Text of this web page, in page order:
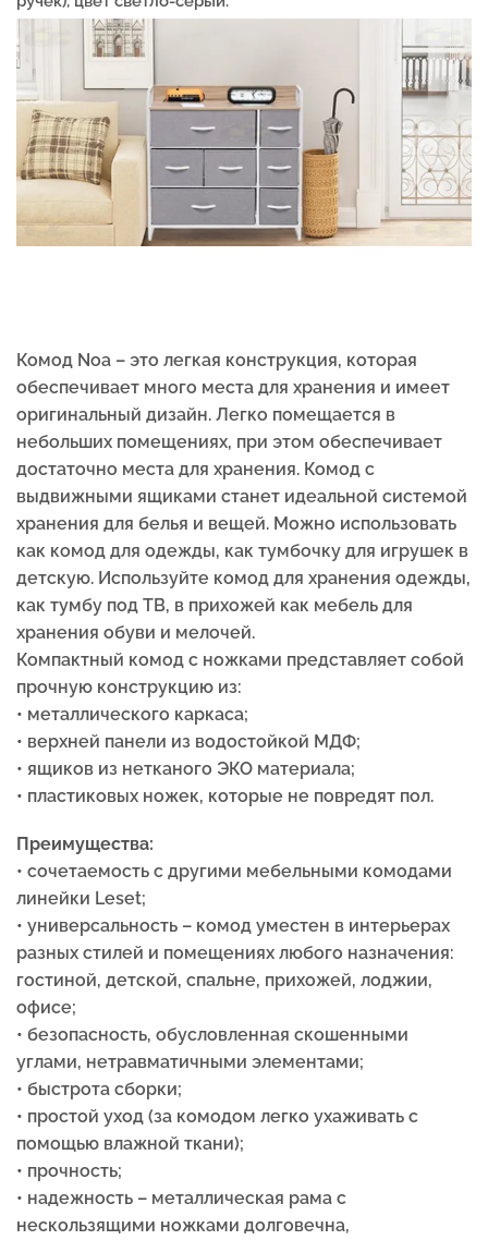
Комод Noa – это легкая конструкция, которая
обеспечивает много места для хранения и имеет
оригинальный дизайн. Легко помещается в
небольших помещениях, при этом обеспечивает
достаточно места для хранения. Комод с
выдвижными ящиками станет идеальной системой
хранения для белья и вещей. Можно использовать
как комод для одежды, как тумбочку для игрушек в
детскую. Используйте комод для хранения одежды,
как тумбу под ТВ, в прихожей как мебель для
хранения обуви и мелочей.
Компактный комод с ножками представляет собой
прочную конструкцию из:
• металлического каркаса;
• верхней панели из водостойкой МДФ;
• ящиков из нетканого ЭКО материала;
• пластиковых ножек, которые не повредят пол.
Преимущества:
• cочетаемость с другими мебельными комодами
линейки Leset;
• универсальность – комод уместен в интерьерах
разных стилей и помещениях любого назначения:
гостиной, детской, спальне, прихожей, лоджии,
офисе;
• безопасность, обусловленная скошенными
углами, нетравматичными элементами;
• быстрота сборки;
• простой уход (за комодом легко ухаживать с
помощью влажной ткани);
• прочность;
• надежность – металлическая рама с
нескользящими ножками долговечна,